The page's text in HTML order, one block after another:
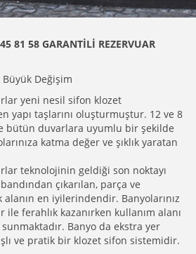
81 58 GARANTİLİ REZERVUAR
Değişim
yeni nesil sifon klozet
yapı taşlarını oluşturmuştur. 12 ve 8
bütün duvarlara uyumlu bir şekilde
katma değer ve şıklık yaratan
teknolojinin geldiği son noktayı
çıkarılan, parça ve
en iyilerindendir. Banyolarınız
ile ferahlık kazanırken kullanım alanı
Banyo da ekstra yer
ve pratik bir klozet sifon sistemidir.